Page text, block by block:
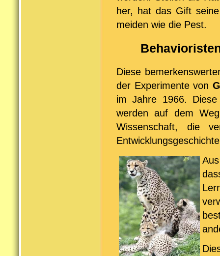
her, hat das Gift
meiden wie die Pest.
Diese
der Experimente von
im Jahre 1966. Diese
werden auf dem
Wissenschaft, die